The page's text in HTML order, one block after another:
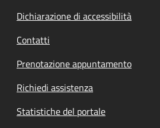
Dichiarazione di accessibilità
Contatti
Prenotazione appuntamento
Richiedi assistenza
Statistiche del portale